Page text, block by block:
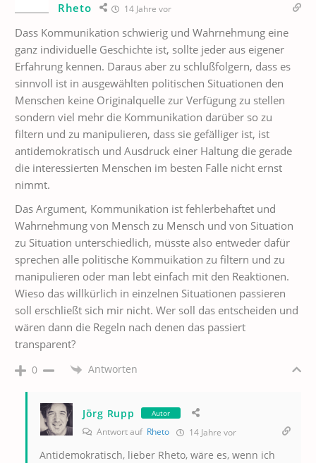
Rheto 14 Jahre vor
Dass Kommunikation schwierig und Wahrnehmung eine
ganz individuelle Geschichte ist, sollte jeder aus eigener
Erfahrung kennen. Daraus aber zu schlußfolgern, dass es
sinnvoll ist in ausgewählten politischen Situationen den
Menschen keine Originalquelle zur Verfügung zu stellen
sondern viel mehr die Kommunikation darüber so zu
filtern und zu manipulieren, dass sie gefälliger ist, ist
antidemokratisch und Ausdruck einer Haltung die gerade
die interessierten Menschen im besten Falle nicht ernst
nimmt.
Das Argument, Kommunikation ist fehlerbehaftet und
Wahrnehmung von Mensch zu Mensch und von Situation
zu Situation unterschiedlich, müsste also entweder dafür
sprechen alle politische Kommuikation zu filtern und zu
manipulieren oder man lebt einfach mit den Reaktionen.
Wieso das willkürlich in einzelnen Situationen passieren
soll erschließt sich mir nicht. Wer soll das entscheiden und
wären dann die Regeln nach denen das passiert
transparent?
0 Antworten
Jörg Rupp Autor
Antwort auf Rheto 14 Jahre vor
Antidemokratisch, lieber Rheto, wäre es, wenn ich